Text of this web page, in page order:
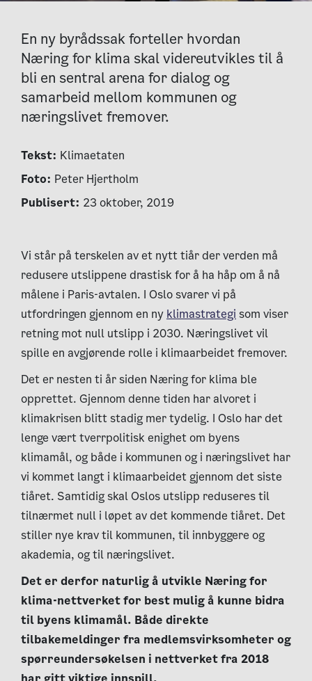
En ny byrådssak forteller hvordan
Næring for klima skal videreutvikles til å
bli en sentral arena for dialog og
samarbeid mellom kommunen og
næringslivet fremover.
Tekst: Klimaetaten
Foto: Peter Hjertholm
Publisert: 23 oktober, 2019
Vi står på terskelen av et nytt tiår der verden må
redusere utslippene drastisk for å ha håp om å nå
målene i Paris-avtalen. I Oslo svarer vi på
utfordringen gjennom en ny klimastrategi som viser
retning mot null utslipp i 2030. Næringslivet vil
spille en avgjørende rolle i klimaarbeidet fremover.
Det er nesten ti år siden Næring for klima ble
opprettet. Gjennom denne tiden har alvoret i
klimakrisen blitt stadig mer tydelig. I Oslo har det
lenge vært tverrpolitisk enighet om byens
klimamål, og både i kommunen og i næringslivet har
vi kommet langt i klimaarbeidet gjennom det siste
tiåret. Samtidig skal Oslos utslipp reduseres til
tilnærmet null i løpet av det kommende tiåret. Det
stiller nye krav til kommunen, til innbyggere og
akademia, og til næringslivet.
Det er derfor naturlig å utvikle Næring for
klima-nettverket for best mulig å kunne bidra
til byens klimamål. Både direkte
tilbakemeldinger fra medlemsvirksomheter og
spørreundersøkelsen i nettverket fra 2018